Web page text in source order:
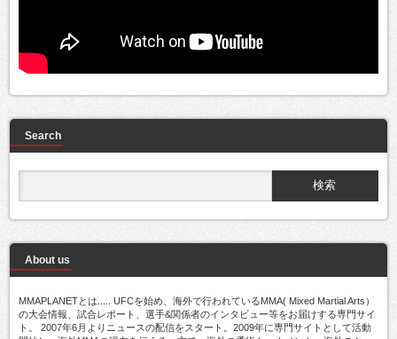
Search
About us
MMAPLANETとは..... UFCを始め、海外で行われているMMA( Mixed Martial Arts）
の大会情報、試合レポート、選手&関係者のインタビュー等をお届けする専門サイ
ト。 2007年6月よりニュースの配信をスタート。2009年に専門サイトとして活動